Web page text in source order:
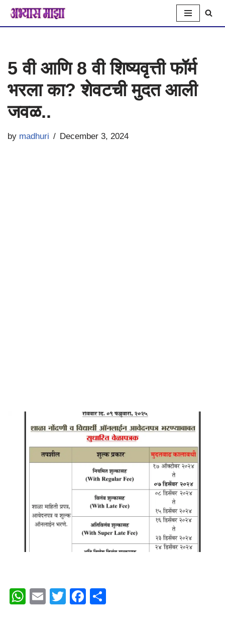
Skip
content
5 वी आणि 8 वी शिष्यवृत्ती फॉर्म
भरला का? शेवटची मुदत आली
जवळ..
by madhuri December 3, 2024
W
E
T
F